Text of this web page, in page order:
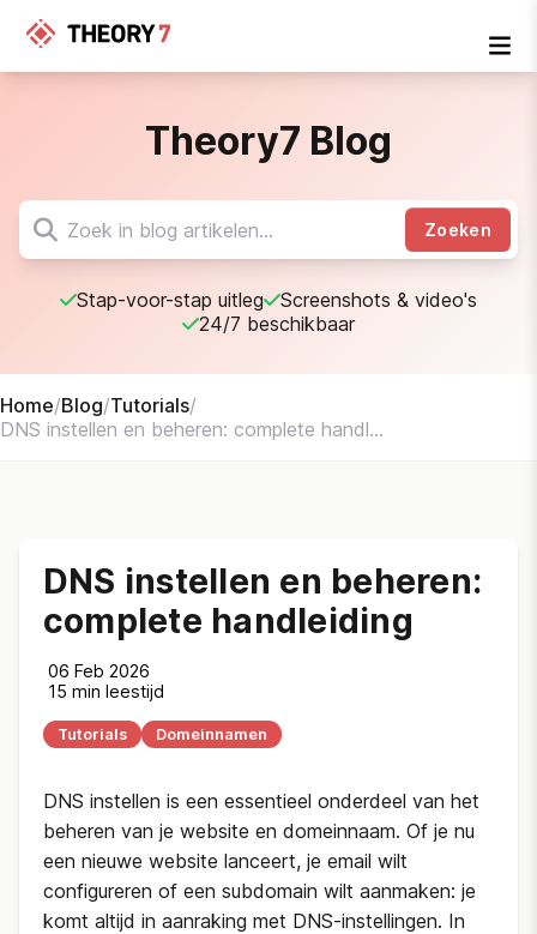
Theory7 Blog
Zoeken
Stap-voor-stap uitleg
Screenshots & video's
24/7 beschikbaar
Home/Blog/Tutorials/
DNS instellen en beheren: complete handl...
DNS instellen en beheren:
complete handleiding
06 Feb 2026
15 min leestijd
Tutorials Domeinnamen
DNS instellen is een essentieel onderdeel van het
beheren van je website en domeinnaam. Of je nu
een nieuwe website lanceert, je email wilt
configureren of een subdomain wilt aanmaken: je
komt altijd in aanraking met DNS-instellingen. In